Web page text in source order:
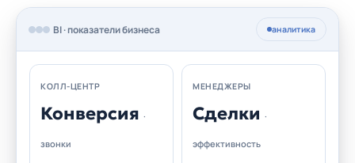
BI · показатели бизнеса аналитика
КОЛЛ-ЦЕНТР
Конверсия ·
звонки
МЕНЕДЖЕРЫ
Сделки ·
эффективность